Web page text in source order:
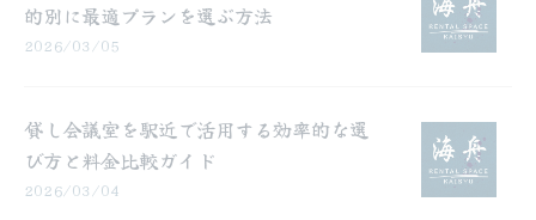
的別に最適プランを選ぶ方法
2026/03/05
貸し会議室を駅近で活用する効率的な選
び方と料金比較ガイド
2026/03/04